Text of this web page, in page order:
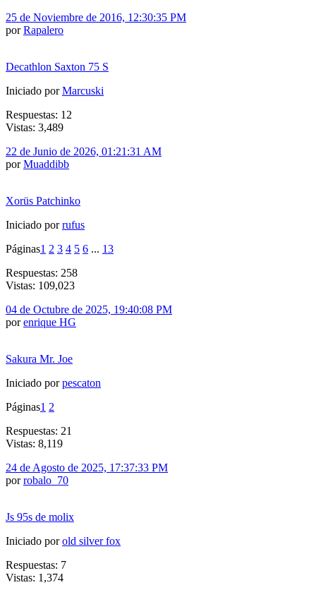
25 de Noviembre de 2016, 12:30:35 PM
porRapalero
Decathlon Saxton 75 S
Iniciado porMarcuski
Respuestas: 12
Vistas: 3,489
22 de Junio de 2026, 01:21:31 AM
porMuaddibb
Xorüs Patchinko
Iniciado porrufus
Páginas1 2 3 4 5 6 ... 13
Respuestas: 258
Vistas: 109,023
04 de Octubre de 2025, 19:40:08 PM
porenrique HG
Sakura Mr. Joe
Iniciado porpescaton
Páginas1 2
Respuestas: 21
Vistas: 8,119
24 de Agosto de 2025, 17:37:33 PM
porrobalo_70
Js 95s de molix
Iniciado porold silver fox
Respuestas: 7
Vistas: 1,374